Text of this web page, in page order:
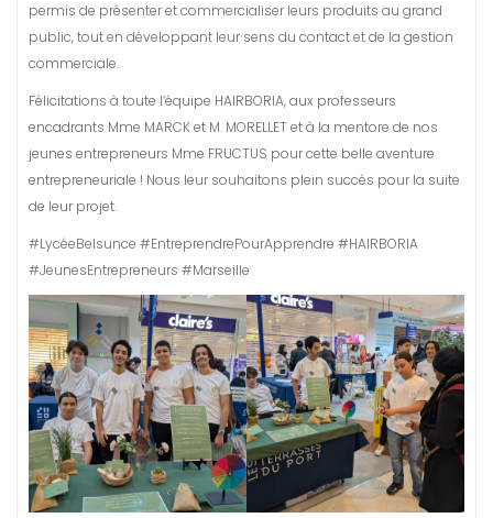
permis de présenter et commercialiser leurs produits au grand
public, tout en développant leur sens du contact et de la gestion
commerciale.
Félicitations à toute l’équipe HAIRBORIA, aux professeurs
encadrants Mme MARCK et M. MORELLET et à la mentore de nos
jeunes entrepreneurs Mme FRUCTUS pour cette belle aventure
entrepreneuriale ! Nous leur souhaitons plein succès pour la suite
de leur projet.
#LycéeBelsunce #EntreprendrePourApprendre #HAIRBORIA
#JeunesEntrepreneurs #Marseille